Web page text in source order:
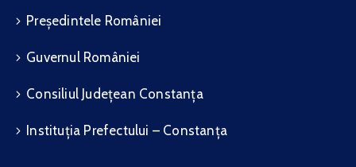
Președintele României
Guvernul României
Consiliul Județean Constanța
Instituția Prefectului – Constanța